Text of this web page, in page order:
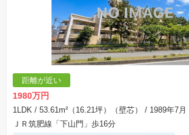
距離が近い
1980万円
1LDK / 53.61m²（16.21坪）（壁芯）
/ 1989年7月
ＪＲ筑肥線「下山門」歩16分